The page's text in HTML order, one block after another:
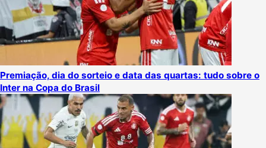
Premiação, dia do sorteio e data das quartas: tudo sobre o
Inter na Copa do Brasil